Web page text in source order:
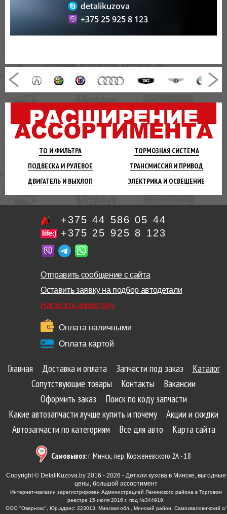
ТО И ФИЛЬТРА ТОРМОЗНАЯСИСТЕМА
ПОДВЕСКА И РУЛЕВОЕ ТРАНСМИССИЯ И ПРИВОД
ДВИГАТЕЛЬ И ВЫХЛОП ЭЛЕКТРИКА И ОСВЕЩЕНИЕ
detalikuzova
+375 25 925 8 123
+375 44 586 05 44
+375 25 925 8 123
Отправить сообщение с сайта
Оставить заявку на подбор автодетали
Написать директору
Оплата наличными
Оплата картой
Главная Доставка и оплата Запчасти под заказ
Каталог
Сопутствующие товары
Контакты
Вакансии
Оформить заказ
Поиск по коду запчасти
Какие автозапчасти лучше купить и почему
Акции и скидки
Автозапчасти по категориям
Все для авто Карта сайта
Самовывоз:г. Минск, пер. Корженевского 2А - 18
Copyright © DetaliKuzova.by 2016 - 2026 - Детали кузова в Минске, выгодные
цены, большой ассортимент
Интернет-магазин зарегистрирован Администрацией Ленинского района в Торговом
реестре 15 июля 2016 г. под №344919.
ООО "Овернокс", Юр.адрес: 223013, Минская обл., Минский район, Самохваловичский с/